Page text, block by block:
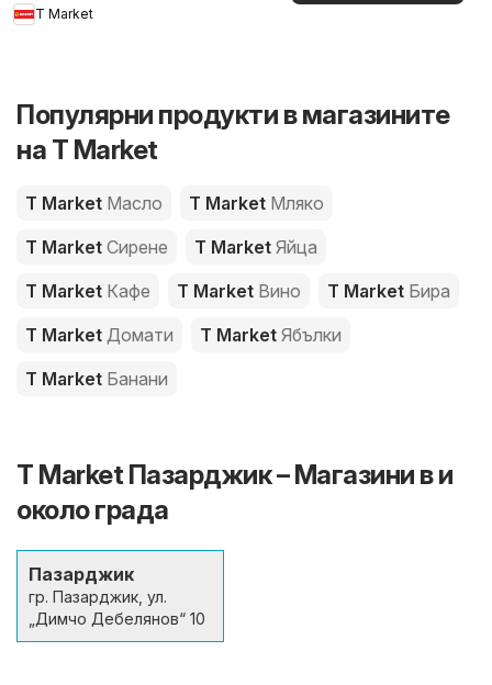
T Market
Популярни продукти в магазините
на T Market
T Market Масло T Market Мляко
T Market Сирене T Market Яйца
T Market Кафе T Market Вино T Market Бира
T Market Домати T Market Ябълки
T Market Банани
T Market Пазарджик – Магазини в и
около града
Пазарджик
гр. Пазарджик, ул.
„Димчо Дебелянов“ 10